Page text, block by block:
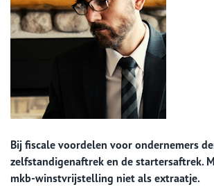
Bij fiscale voordelen voor ondernemers
zelfstandigenaftrek en de startersaftrek.
mkb-winstvrijstelling niet als extraatje.